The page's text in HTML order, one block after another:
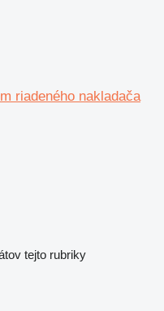
riadeného nakladača
tejto rubriky